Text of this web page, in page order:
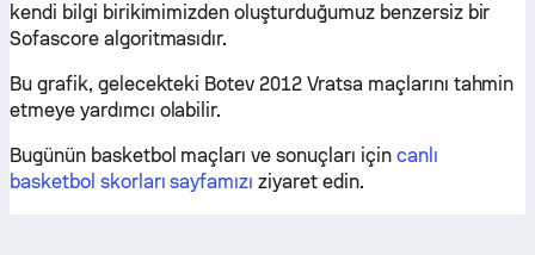
kendi bilgi birikimimizden oluşturduğumuz benzersiz bir
Sofascore algoritmasıdır.
Bu grafik, gelecekteki Botev 2012 Vratsa maçlarını tahmin
etmeye yardımcı olabilir.
Bugünün basketbol maçları ve sonuçları için canlı
basketbol skorları sayfamızı ziyaret edin.